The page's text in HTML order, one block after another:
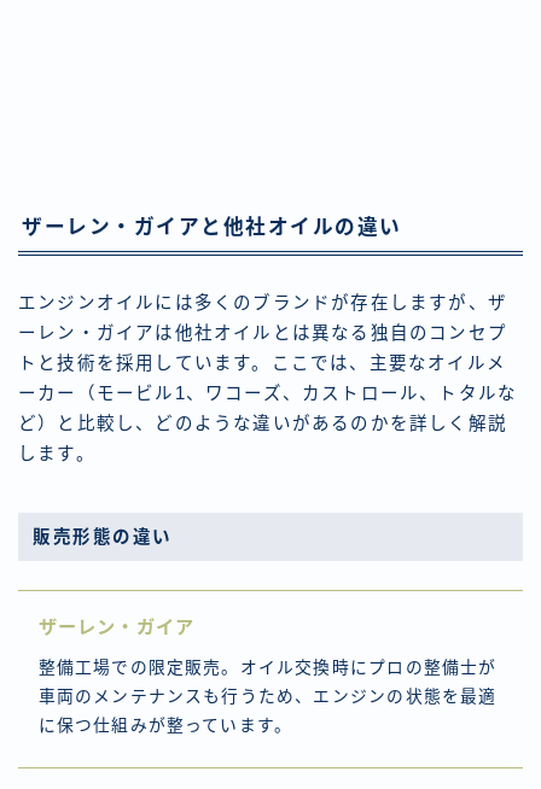
ザーレン・ガイアと他社オイルの違い
エンジンオイルには多くのブランドが存在しますが、ザ
ーレン・ガイアは他社オイルとは異なる独自のコンセプ
トと技術を採用しています。ここでは、主要なオイルメ
ーカー（モービル1、ワコーズ、カストロール、トタルな
ど）と比較し、どのような違いがあるのかを詳しく解説
します。
販売形態の違い
ザーレン・ガイア
整備工場での限定販売。オイル交換時にプロの整備士が
車両のメンテナンスも行うため、エンジンの状態を最適
に保つ仕組みが整っています。